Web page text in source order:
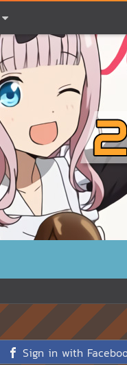
Sign in with